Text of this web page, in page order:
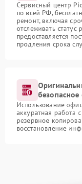
Сервисный центр
по всей РФ,
ремонт, включая
отслеживать
предоставляется
продления срока
Использование
аккуратная работа
резервное
восстановление